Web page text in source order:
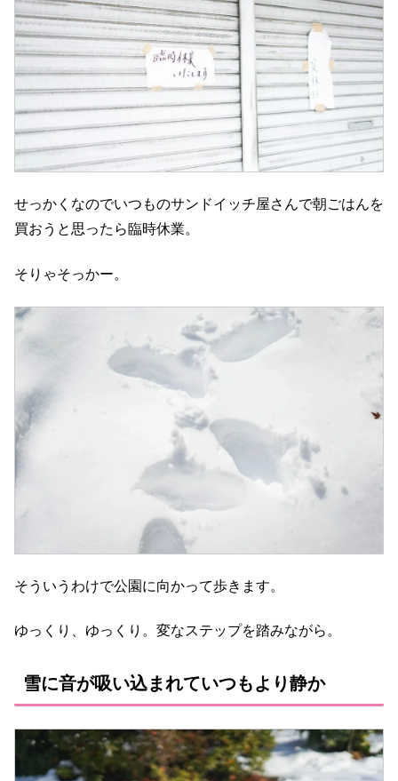
せっかくなのでいつものサンドイッチ屋さんで朝ごはんを
買おうと思ったら臨時休業。
そりゃそっかー。
そういうわけで公園に向かって歩きます。
ゆっくり、ゆっくり。変なステップを踏みながら。
雪に音が吸い込まれていつもより静か